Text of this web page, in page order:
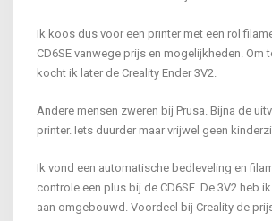
Ik koos dus voor een printer met een rol
CD6SE vanwege prijs en mogelijkheden. Om
kocht ik later de Creality Ender 3V2.
Andere mensen zweren bij Prusa. Bijna de
printer. Iets duurder maar vrijwel geen
Ik vond een automatische bedleveling en
controle een plus bij de CD6SE. De 3V2 heb
aan omgebouwd. Voordeel bij Creality de